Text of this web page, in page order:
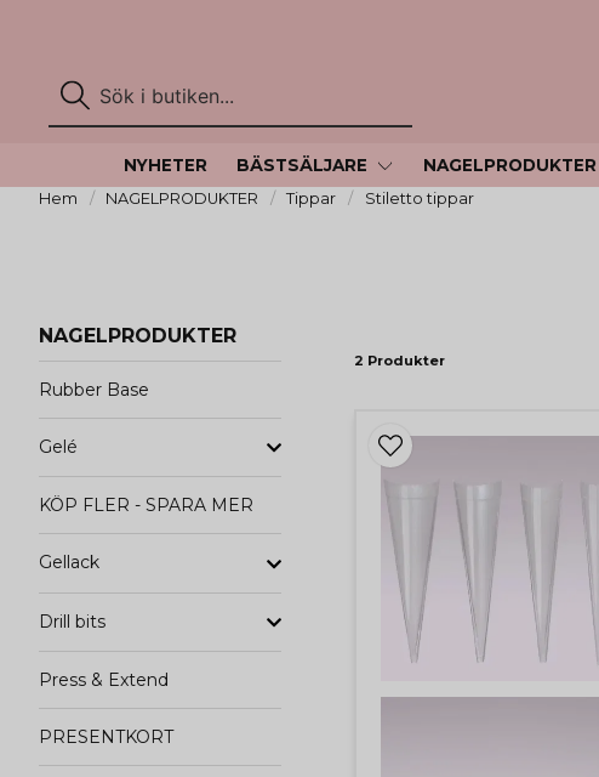
NYHETER BÄSTSÄLJARE NAGELPRODUKTER
Hem NAGELPRODUKTER Tippar Stiletto tippar
NAGELPRODUKTER
Rubber Base
Gelé
KÖP FLER - SPARA MER
Gellack
Drill bits
Press & Extend
PRESENTKORT
2 Produkter